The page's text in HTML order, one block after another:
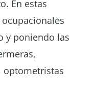
En estas
y poniendo las
optometristas